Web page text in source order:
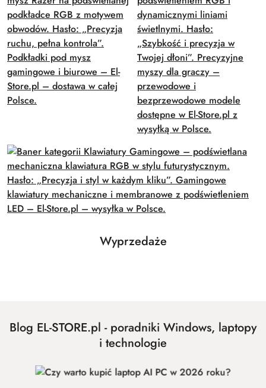
Pomiń karuzelę produktów
Produkty
Wyprzedaże
Blog EL-STORE.pl - poradniki Windows, laptopy
i technologie